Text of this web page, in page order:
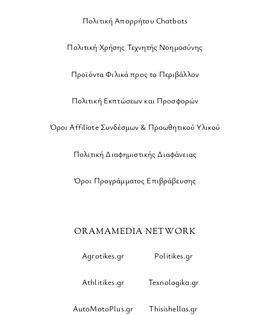
Πολιτική Απορρήτου Chatbots
Πολιτική Χρήσης Τεχνητής Νοημοσύνης
Προϊόντα Φιλικά προς το Περιβάλλον
Πολιτική Εκπτώσεων και Προσφορών
Όροι Affiliate Συνδέσμων & Προωθητικού Υλικού
Πολιτική Διαφημιστικής Διαφάνειας
Όροι Προγράμματος Επιβράβευσης
ORAMAMEDIA NETWORK
Agrotikes.gr Politikes.gr
Athlitikes.gr Texnologika.gr
AutoMotoPlus.gr Thisishellas.gr